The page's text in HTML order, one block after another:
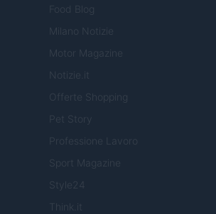
Food Blog
Milano Notizie
Motor Magazine
Notizie.it
Offerte Shopping
Pet Story
Professione Lavoro
Sport Magazine
Style24
Think.it